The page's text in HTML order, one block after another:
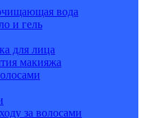
вода
и гель
для лица
макияжа
за волосами